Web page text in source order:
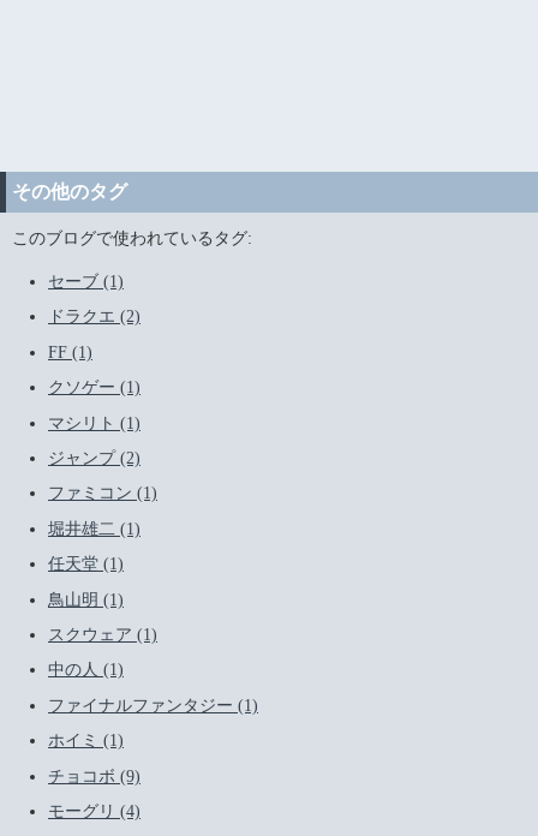
その他のタグ
このブログで使われているタグ:
セーブ (1)
ドラクエ (2)
FF (1)
クソゲー (1)
マシリト (1)
ジャンプ (2)
ファミコン (1)
堀井雄二 (1)
任天堂 (1)
鳥山明 (1)
スクウェア (1)
中の人 (1)
ファイナルファンタジー (1)
ホイミ (1)
チョコボ (9)
モーグリ (4)